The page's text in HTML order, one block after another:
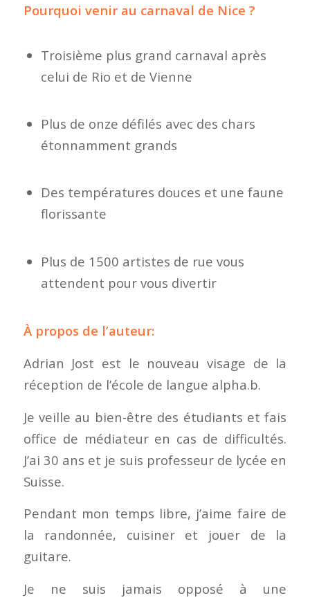
Pourquoi venir au carnaval de Nice ?
Troisième plus grand carnaval après
celui de Rio et de Vienne
Plus de onze défilés avec des chars
étonnamment grands
Des températures douces et une faune
florissante
Plus de 1500 artistes de rue vous
attendent pour vous divertir
À propos de l’auteur:
Adrian Jost est le nouveau visage de la
réception de l’école de langue alpha.b.
Je veille au bien-être des étudiants et fais
office de médiateur en cas de difficultés.
J’ai 30 ans et je suis professeur de lycée en
Suisse.
Pendant mon temps libre, j’aime faire de
la randonnée, cuisiner et jouer de la
guitare.
Je ne suis jamais opposé à une